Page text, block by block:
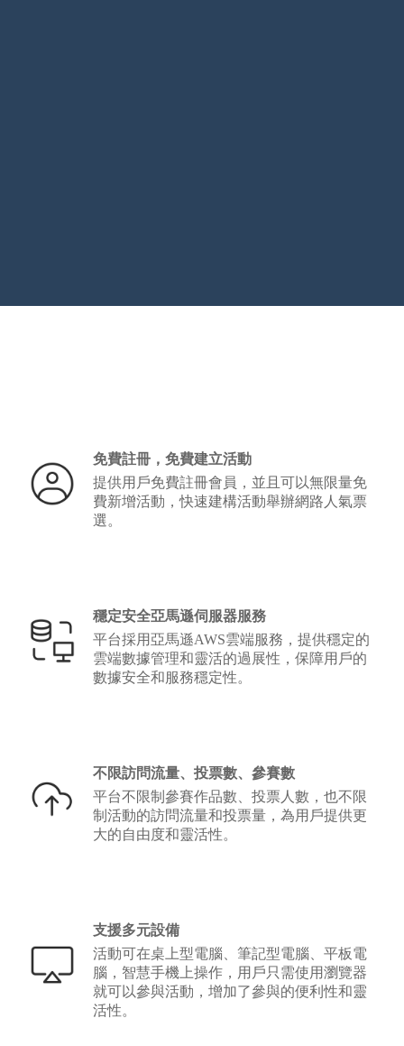
免費註冊，免費建立活動
提供用戶免費註冊會員，並且可以無限量免
費新增活動，快速建構活動舉辦網路人氣票
選。
穩定安全亞馬遜伺服器服務
平台採用亞馬遜AWS雲端服務，提供穩定的
雲端數據管理和靈活的過展性，保障用戶的
數據安全和服務穩定性。
不限訪問流量、投票數、參賽數
平台不限制參賽作品數、投票人數，也不限
制活動的訪問流量和投票量，為用戶提供更
大的自由度和靈活性。
支援多元設備
活動可在桌上型電腦、筆記型電腦、平板電
腦，智慧手機上操作，用戶只需使用瀏覽器
就可以參與活動，增加了參與的便利性和靈
活性。